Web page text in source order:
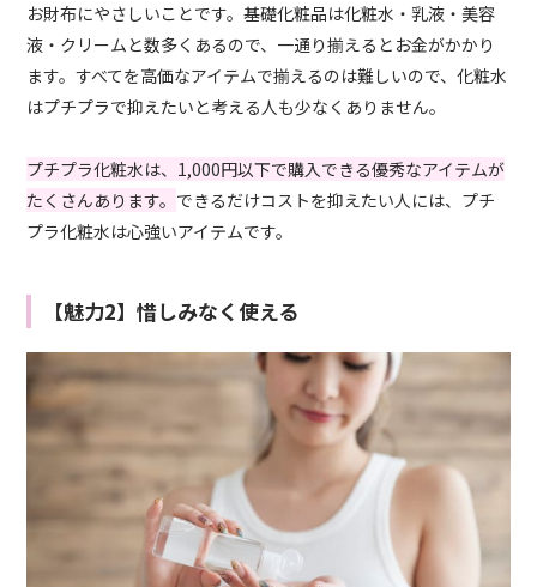
お財布にやさしいことです。基礎化粧品は化粧水・乳液・美容
液・クリームと数多くあるので、一通り揃えるとお金がかかり
ます。すべてを高価なアイテムで揃えるのは難しいので、化粧水
はプチプラで抑えたいと考える人も少なくありません。
プチプラ化粧水は、1,000円以下で購入できる優秀なアイテムが
たくさんあります。 できるだけコストを抑えたい人には、プチ
プラ化粧水は心強いアイテムです。
【魅力2】惜しみなく使える